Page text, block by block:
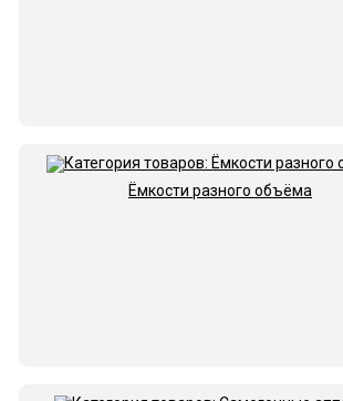
Ёмкости разного объёма